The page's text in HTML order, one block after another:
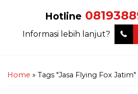
Hotline
Informasi lebih lanjut?
Home » Tags "Jasa Flying Fox Jatim"